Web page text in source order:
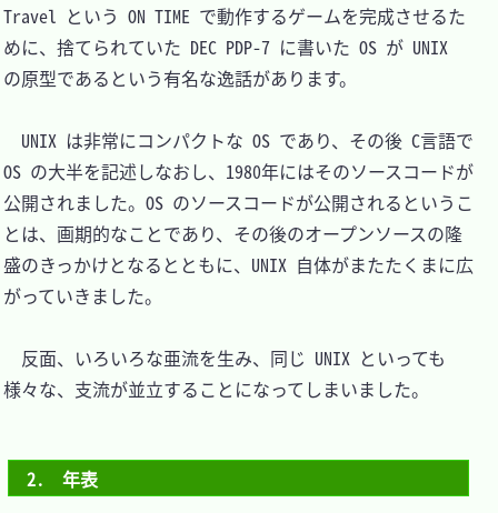
Travel という ON TIME で動作するゲームを完成させるた
めに、捨てられていた DEC PDP-7 に書いた OS が UNIX
の原型であるという有名な逸話があります。
UNIX は非常にコンパクトな OS であり、その後 C言語で
OS の大半を記述しなおし、1980年にはそのソースコードが
公開されました。OS のソースコードが公開されるというこ
とは、画期的なことであり、その後のオープンソースの隆
盛のきっかけとなるとともに、UNIX 自体がまたたくまに広
がっていきました。
反面、いろいろな亜流を生み、同じ UNIX といっても
様々な、支流が並立することになってしまいました。
2.　年表